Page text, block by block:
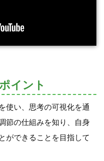
イント
使い、思考の可視化を通
節の仕組みを知り、自身
ができることを目指して